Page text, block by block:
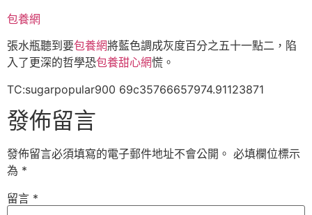
包養網
張水瓶聽到要包養網將藍色調成灰度百分之五十一點二，陷
入了更深的哲學恐包養甜心網慌。
TC:sugarpopular900 69c35766657974.91123871
發佈留言
發佈留言必須填寫的電子郵件地址不會公開。 必填欄位標示
為 *
留言 *